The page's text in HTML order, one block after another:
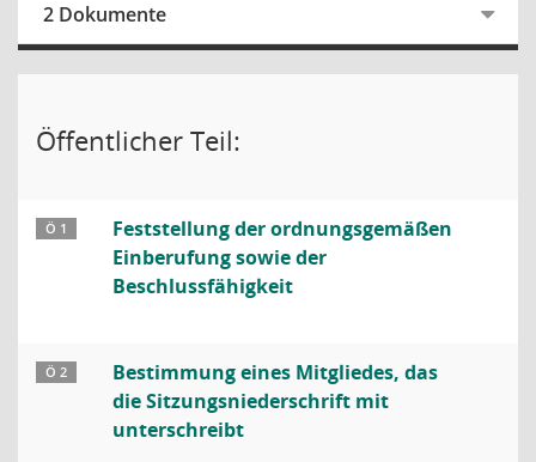
2 Dokumente
Öffentlicher Teil:
Ö 1
Feststellung der ordnungsgemäßen
Einberufung sowie der
Beschlussfähigkeit
Ö 2
Bestimmung eines Mitgliedes, das
die Sitzungsniederschrift mit
unterschreibt